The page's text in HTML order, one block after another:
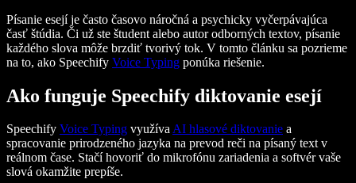
Písanie esejí je často časovo náročná a psychicky vyčerpávajúca
časť štúdia. Či už ste študent alebo autor odborných textov, písanie
každého slova môže brzdiť tvorivý tok. V tomto článku sa pozrieme
na to, ako Speechify Voice Typing ponúka riešenie.
Ako funguje Speechify diktovanie esejí
Speechify Voice Typing využívaAI hlasové diktovanie a
spracovanie prirodzeného jazyka na prevod reči na písaný text v
reálnom čase. Stačí hovoriť do mikrofónu zariadenia a softvér vaše
slová okamžite prepíše.